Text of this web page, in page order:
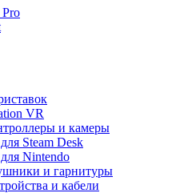
VR
и камеры
Steam Desk
Nintendo
и гарнитуры
и кабели